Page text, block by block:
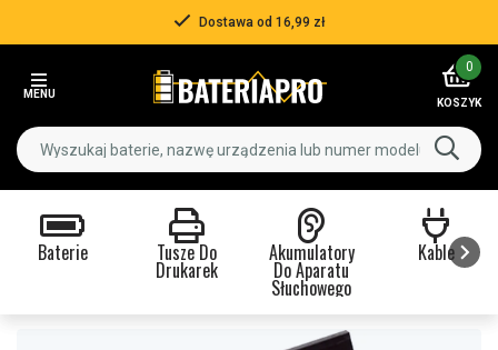
Dostawa od 16,99 zł
MENU
0
KOSZYK
Baterie Tusze Do
Drukarek
Akumulatory
Do Aparatu
Słuchowego
Kable